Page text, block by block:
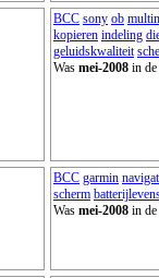
BCC sony ob
kopieren indeling
geluidskwaliteit
Was mei-2008 in
BCC garmin
scherm
Was mei-2008 in